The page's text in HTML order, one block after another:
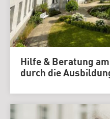
Hilfe & Beratung
durch die